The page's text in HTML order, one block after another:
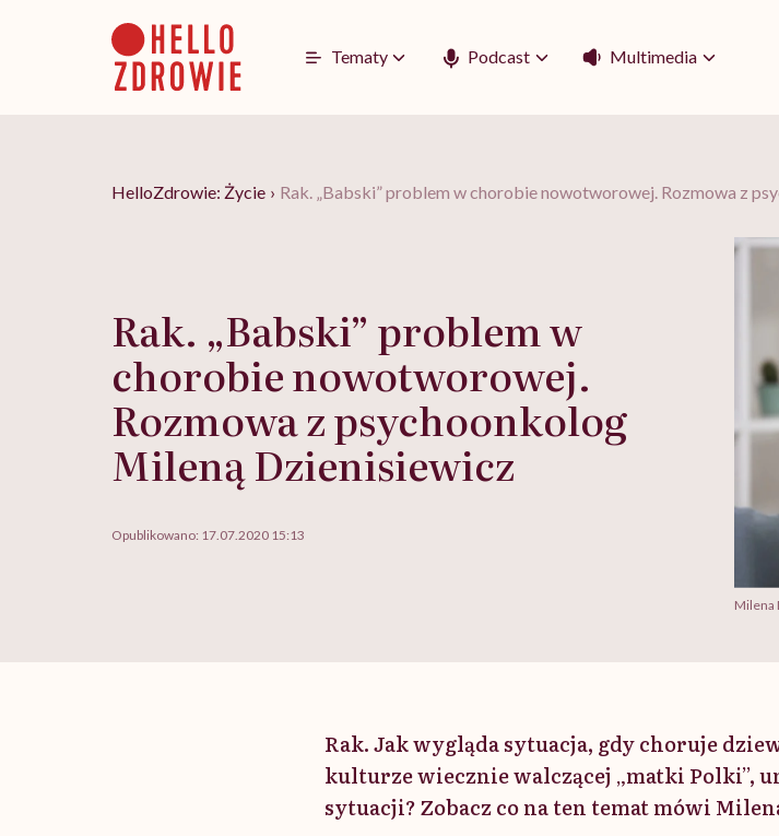
Tematy Podcast Multimedia
HelloZdrowie: Życie › Rak. „Babski” problem w chorobie nowotworowej. Rozmowa z
Rak. „Babski” problem w
chorobie nowotworowej.
Rozmowa z psychoonkolog
Mileną Dzienisiewicz
Opublikowano: 17.07.2020 15:13
Milena
Rak. Jak wygląda sytuacja, gdy choruje
kulturze wiecznie walczącej „matki Polki”,
sytuacji? Zobacz co na ten temat mówi